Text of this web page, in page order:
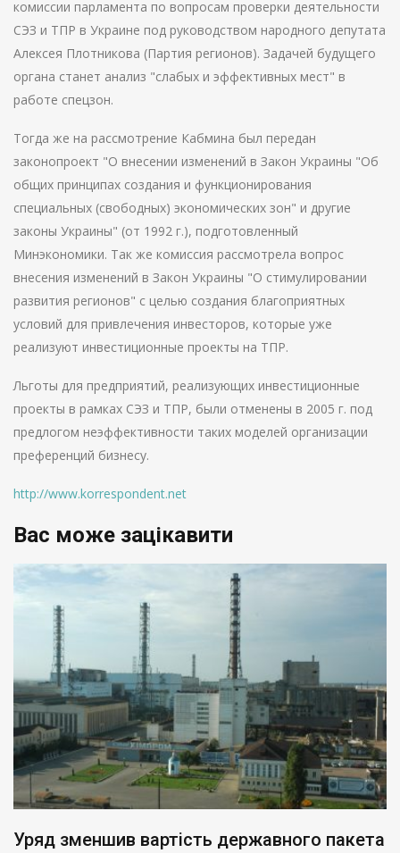
комиссии парламента по вопросам проверки деятельности
СЭЗ и ТПР в Украине под руководством народного депутата
Алексея Плотникова (Партия регионов). Задачей будущего
органа станет анализ "слабых и эффективных мест" в
работе спецзон.
Тогда же на рассмотрение Кабмина был передан
законопроект "О внесении изменений в Закон Украины "Об
общих принципах создания и функционирования
специальных (свободных) экономических зон" и другие
законы Украины" (от 1992 г.), подготовленный
Минэкономики. Так же комиссия рассмотрела вопрос
внесения изменений в Закон Украины "О стимулировании
развития регионов" с целью создания благоприятных
условий для привлечения инвесторов, которые уже
реализуют инвестиционные проекты на ТПР.
Льготы для предприятий, реализующих инвестиционные
проекты в рамках СЭЗ и ТПР, были отменены в 2005 г. под
предлогом неэффективности таких моделей организации
преференций бизнесу.
http://www.korrespondent.net
Вас може зацікавити
Уряд зменшив вартість державного пакета